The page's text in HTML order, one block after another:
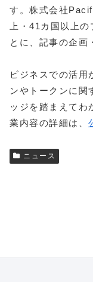
す。株式会社
上・41カ国以上
とに、記事の企画
ビジネスでの活用
ンやトークンに関
ッジを踏まえてわ
業内容の詳細は、
ニュース